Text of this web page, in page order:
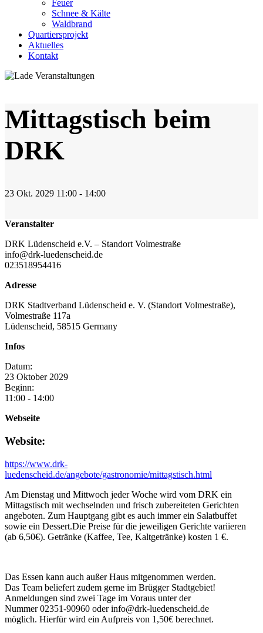
Feuer
Schnee & Kälte
Waldbrand
Quartiersprojekt
Aktuelles
Kontakt
Mittagstisch beim
DRK
23 Okt. 2029 11:00 - 14:00
Veranstalter
DRK Lüdenscheid e.V. – Standort Volmestraße
info@drk-luedenscheid.de
023518954416
Adresse
DRK Stadtverband Lüdenscheid e. V. (Standort Volmestraße),
Volmestraße 117a
Lüdenscheid, 58515 Germany
Infos
Datum:
23 Oktober 2029
Beginn:
11:00 - 14:00
Webseite
Website:
https://www.drk-
luedenscheid.de/angebote/gastronomie/mittagstisch.html
Am Dienstag und Mittwoch jeder Woche wird vom DRK ein
Mittagstisch mit wechselnden und frisch zubereiteten Gerichten
angeboten. Zum Hauptgang gibt es auch immer ein Salatbuffet
sowie ein Dessert.Die Preise für die jeweiligen Gerichte variieren
(ab 6,50€). Getränke (Kaffee, Tee, Kaltgetränke) kosten 1 €.
Das Essen kann auch außer Haus mitgenommen werden.
Das Team beliefert zudem gerne im Brügger Stadtgebiet!
Anmeldungen sind zwei Tage im Voraus unter der
Nummer 02351-90960 oder info@drk-luedenscheid.de
möglich. Hierfür wird ein Aufpreis von 1,50€ berechnet.